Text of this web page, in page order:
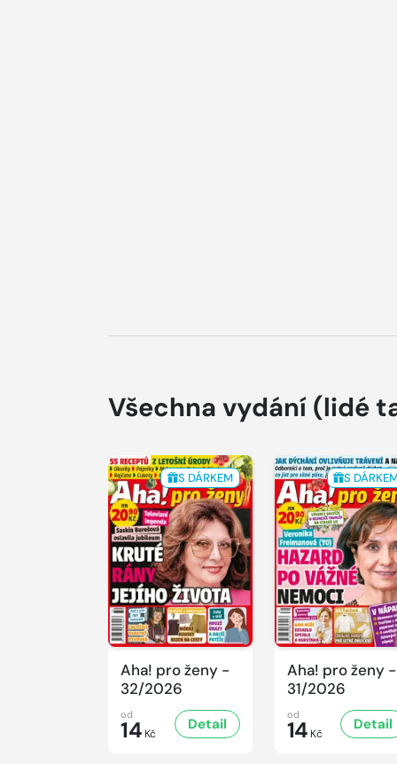
Všechna vydání (lidé
S DÁRKEM
Aha! pro ženy -
32/2026
od
14 Kč
Detail
S
Aha! pro ženy -
31/2026
od
14 Kč
Detail